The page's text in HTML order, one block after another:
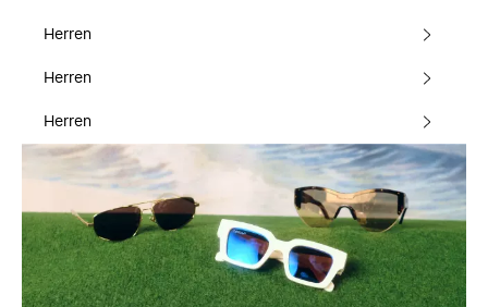
Herren
Herren
Herren